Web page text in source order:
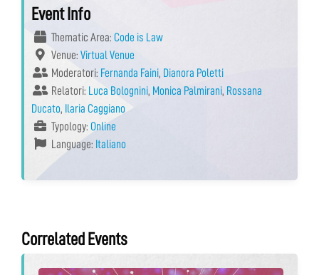
Event Info
Thematic Area: Code is Law
Venue: Virtual Venue
Moderatori: Fernanda Faini, Dianora Poletti
Relatori: Luca Bolognini, Monica Palmirani, Rossana
Ducato, Ilaria Caggiano
Typology: Online
Language: Italiano
Correlated Events